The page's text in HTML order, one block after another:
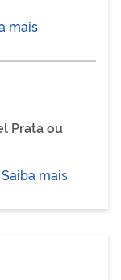
mais
Prata ou
Saiba mais